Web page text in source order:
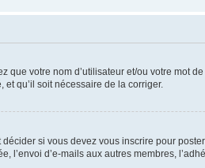
votre nom d’utilisateur et/ou votre mot
qu’il soit nécessaire de la corriger.
si vous devez vous inscrire pour
d’e-mails aux autres membres,